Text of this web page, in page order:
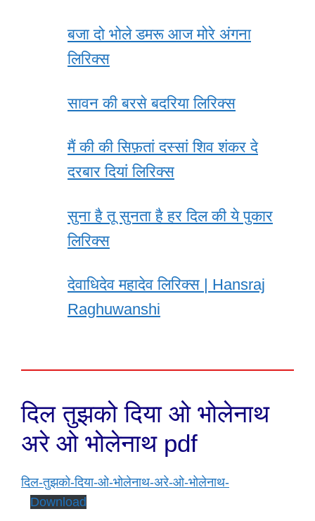
बजा दो भोले डमरू आज मोरे अंगना
लिरिक्स
सावन की बरसे बदरिया लिरिक्स
मैं की की सिफ़तां दस्सां शिव शंकर दे
दरबार दियां लिरिक्स
सुना है तू सुनता है हर दिल की ये पुकार
लिरिक्स
देवाधिदेव महादेव लिरिक्स | Hansraj
Raghuwanshi
दिल तुझको दिया ओ भोलेनाथ
अरे ओ भोलेनाथ pdf
दिल-तुझको-दिया-ओ-भोलेनाथ-अरे-ओ-भोलेनाथ-
Download